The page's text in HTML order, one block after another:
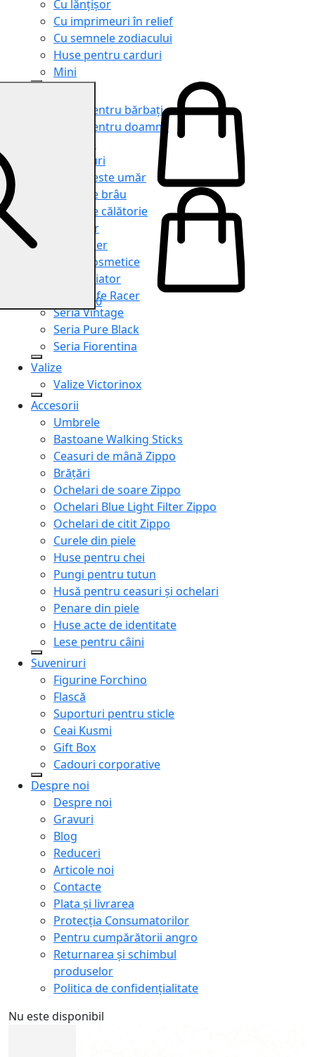
Cu lănțișor
Cu imprimeuri în relief
Cu semnele zodiacului
Huse pentru carduri
Mini
Genți pentru bărbați
Genți pentru doamne
Serviete
Rucsacuri
Genți peste umăr
Genți de brâu
Genți de călătorie
Shopper
Organiser
Truse cosmetice
Seria Aviator
Seria Cafe Racer
Seria Vintage
Seria Pure Black
Seria Fiorentina
Valize
Valize Victorinox
Accesorii
Umbrele
Bastoane Walking Sticks
Ceasuri de mână Zippo
Brățări
Ochelari de soare Zippo
Ochelari Blue Light Filter Zippo
Ochelari de citit Zippo
Curele din piele
Huse pentru chei
Pungi pentru tutun
Husă pentru ceasuri și ochelari
Penare din piele
Huse acte de identitate
Lese pentru câini
Suveniruri
Figurine Forchino
Flască
Suporturi pentru sticle
Ceai Kusmi
Gift Box
Cadouri corporative
Despre noi
Despre noi
Gravuri
Blog
Reduceri
Articole noi
Contacte
Plata și livrarea
Protecţia Consumatorilor
Pentru cumpărătorii angro
Returnarea și schimbul
produselor
Politica de confidențialitate
0
Nu este disponibil